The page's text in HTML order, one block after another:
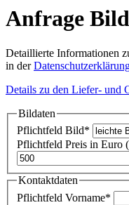
Anfrage
Detaillierte Informationen
in der
Details zu den Liefer- und
Bildaten
Pflichtfeld Bild*
Pflichtfeld Preis in Euro
Kontaktdaten
Pflichtfeld Vorname*